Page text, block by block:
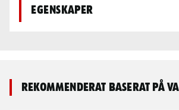
Egenskaper
Rekommenderat baserat på